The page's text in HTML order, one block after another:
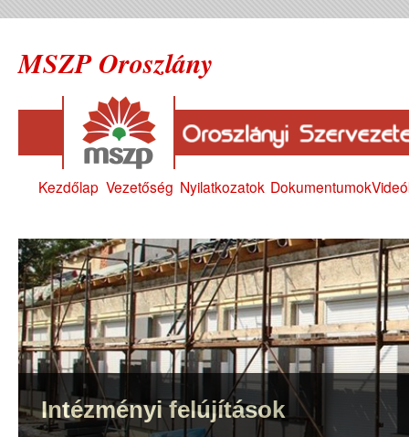
MSZP Oroszlány
Kezdőlap Vezetőség Nyilatkozatok Dokumentumok
Intézményi felújítások